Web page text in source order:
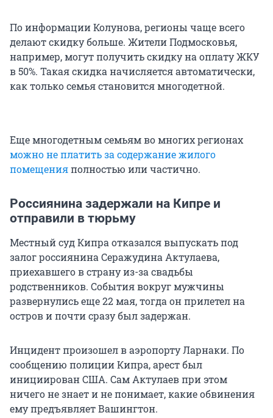
По информации Колунова, регионы чаще всего
делают скидку больше. Жители Подмосковья,
например, могут получить скидку на оплату ЖКУ
в 50%. Такая скидка начисляется автоматически,
как только семья становится многодетной.
Еще многодетным семьям во многих регионах
можно не платить за содержание жилого
помещенияполностью или частично.
Россиянина задержали на Кипре и
отправили в тюрьму
Местный суд Кипра отказался выпускать под
залог россиянина Серажудина Актулаева,
приехавшего в страну из-за свадьбы
родственников. События вокруг мужчины
развернулись еще 22 мая, тогда он прилетел на
остров и почти сразу был задержан.
Инцидент произошел в аэропорту Ларнаки. По
сообщению полиции Кипра, арест был
инициирован США. Сам Актулаев при этом
ничего не знает и не понимает, какие обвинения
ему предъявляет Вашингтон.